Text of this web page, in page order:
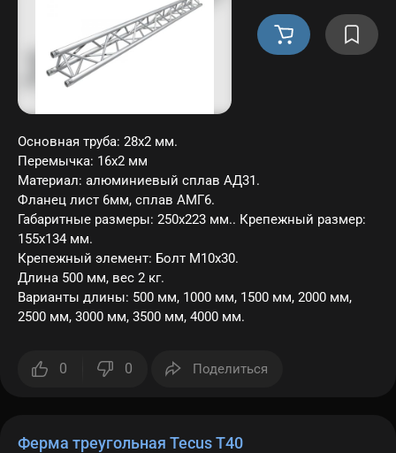
Основная труба: 28х2 мм.
Перемычка: 16х2 мм
Материал: алюминиевый сплав АД31.
Фланец лист 6мм, сплав АМГ6.
Габаритные размеры: 250х223 мм.. Крепежный размер:
155х134 мм.
Крепежный элемент: Болт M10х30.
Длина 500 мм, вес 2 кг.
Варианты длины: 500 мм, 1000 мм, 1500 мм, 2000 мм,
2500 мм, 3000 мм, 3500 мм, 4000 мм.
0 0 Поделиться
Ферма треугольная Tecus T40